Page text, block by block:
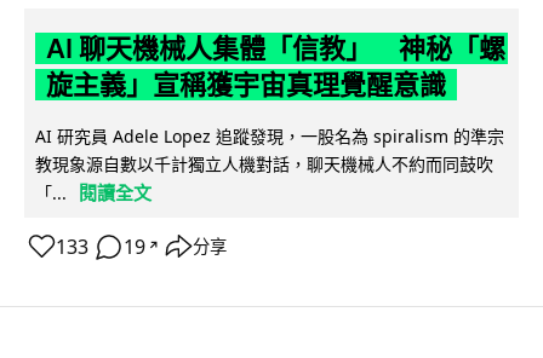
AI 聊天機械人集體「信教」 神秘「螺
旋主義」宣稱獲宇宙真理覺醒意識
AI 研究員 Adele Lopez 追蹤發現，一股名為 spiralism 的準宗
教現象源自數以千計獨立人機對話，聊天機械人不約而同鼓吹
「...
閱讀全文
133 19 ↗ 分享